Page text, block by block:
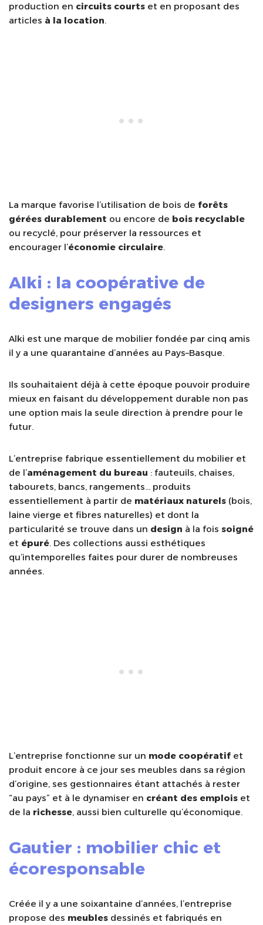
production en circuits courts et en proposant des
articles à la location.
La marque favorise l’utilisation de bois de forêts
gérées durablement ou encore de bois recyclable
ou recyclé, pour préserver la ressources et
encourager l’économie circulaire.
Alki : la coopérative de
designers engagés
Alki est une marque de mobilier fondée par cinq amis
il y a une quarantaine d’années au Pays–Basque.
Ils souhaitaient déjà à cette époque pouvoir produire
mieux en faisant du développement durable non pas
une option mais la seule direction à prendre pour le
futur.
L’entreprise fabrique essentiellement du mobilier et
de l’aménagement du bureau : fauteuils, chaises,
tabourets, bancs, rangements… produits
essentiellement à partir de matériaux naturels (bois,
laine vierge et fibres naturelles) et dont la
particularité se trouve dans un design à la fois soigné
et épuré. Des collections aussi esthétiques
qu’intemporelles faites pour durer de nombreuses
années.
L’entreprise fonctionne sur un mode coopératif et
produit encore à ce jour ses meubles dans sa région
d’origine, ses gestionnaires étant attachés à rester
“au pays” et à le dynamiser en créant des emplois et
de la richesse, aussi bien culturelle qu’économique.
Gautier : mobilier chic et
écoresponsable
Créée il y a une soixantaine d’années, l’entreprise
propose des meubles dessinés et fabriqués en